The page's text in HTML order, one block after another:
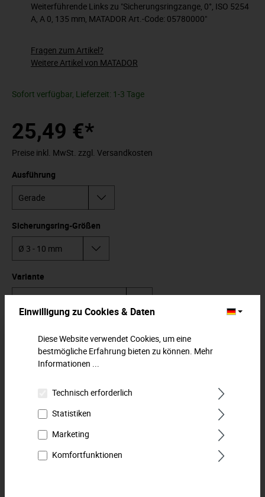
Weiterführende Links zu "Sicherungsringzange, 0°, ISO 5254
A, A 0, 135 mm, MATADOR Art.-Code: 05780000"
Fragen zum Artikel?
Weitere Artikel von MATADOR
Sofort verfügbar, Lieferzeit: 1-3 Tage
25,49 €*
Preise inkl. MwSt. zzgl. Versandkosten
Ausführung
Sicherungsring-Größen
Variante
In den Warenkorb
Zum Merkzettel hinzufügen
Die kräftigen Sicherungsringzangen.Zur einfachen und
schnellen Montage von Sicherungsringen.Zangen für
Einwilligung zu Cookies & Daten
Diese Website verwendet Cookies, um eine
bestmögliche Erfahrung bieten zu können. Mehr
Informationen ...
Technisch erforderlich
Statistiken
Marketing
Komfortfunktionen